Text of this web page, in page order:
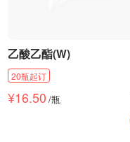
乙酸乙酯(W)
20瓶起订
¥16.50 /瓶